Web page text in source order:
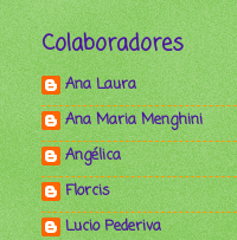
Colaboradores
Ana Laura
Ana Maria Menghini
Angélica
Florcis
Lucio Pederiva